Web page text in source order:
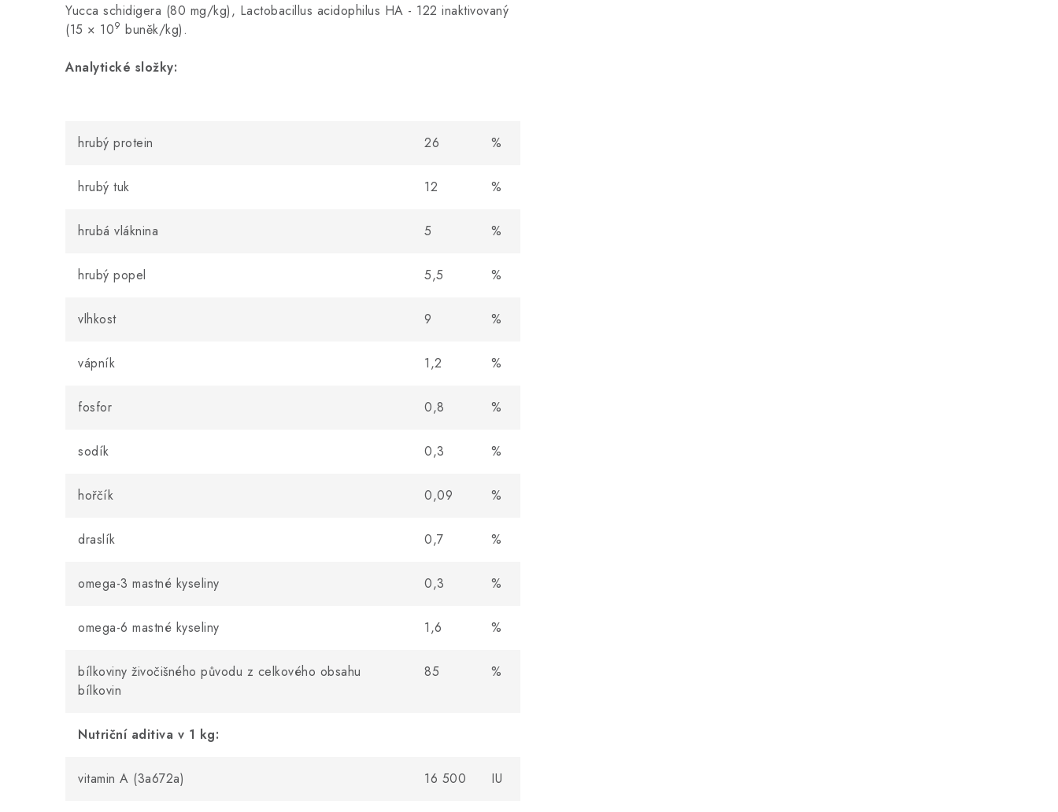
Yucca schidigera (80 mg/kg), Lactobacillus acidophilus HA - 122 inaktivovaný
(15 × 109 buněk/kg).
Analytické složky:
hrubý protein 26 %
hrubý tuk 12 %
hrubá vláknina 5 %
hrubý popel 5,5 %
vlhkost 9 %
vápník 1,2 %
fosfor 0,8 %
sodík 0,3 %
hořčík 0,09 %
draslík 0,7 %
omega-3 mastné kyseliny 0,3 %
omega-6 mastné kyseliny 1,6 %
bílkoviny živočišného původu z celkového obsahu
bílkovin
85 %
Nutriční aditiva v 1 kg:
vitamin A (3a672a) 16 500 IU